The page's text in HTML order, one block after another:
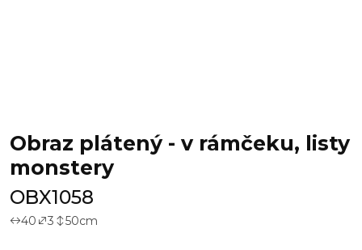
Obraz plátený - v rámčeku, listy
monstery
OBX1058
40 3 50cm